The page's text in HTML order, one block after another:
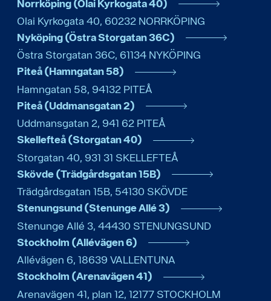
Norrköping (Olai Kyrkogata 40)
Olai Kyrkogata 40, 60232 NORRKÖPING
Nyköping (Östra Storgatan 36C)
Östra Storgatan 36C, 61134 NYKÖPING
Piteå (Hamngatan 58)
Hamngatan 58, 94132 PITEÅ
Piteå (Uddmansgatan 2)
Uddmansgatan 2, 941 62 PITEÅ
Skellefteå (Storgatan 40)
Storgatan 40, 931 31 SKELLEFTEÅ
Skövde (Trädgårdsgatan 15B)
Trädgårdsgatan 15B, 54130 SKÖVDE
Stenungsund (Stenunge Allé 3)
Stenunge Allé 3, 44430 STENUNGSUND
Stockholm (Allévägen 6)
Allévägen 6, 18639 VALLENTUNA
Stockholm (Arenavägen 41)
Arenavägen 41, plan 12, 12177 STOCKHOLM